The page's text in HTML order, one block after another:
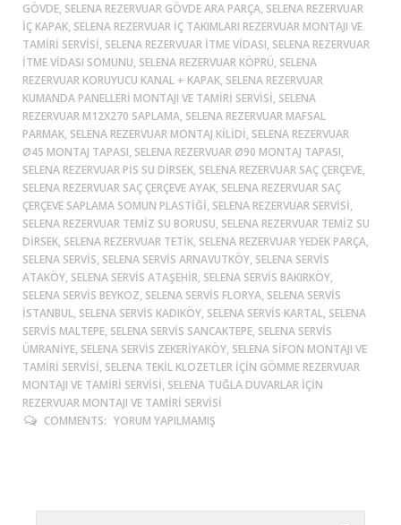
GÖVDE, SELENA REZERVUAR GÖVDE ARA PARÇA, SELENA REZERVUAR
IÇ KAPAK, SELENA REZERVUAR IÇ TAKIMLARI REZERVUAR MONTAJI VE
TAMIRI SERVISI, SELENA REZERVUAR ITME VIDASI, SELENA REZERVUAR
ITME VIDASI SOMUNU, SELENA REZERVUAR KÖPRÜ, SELENA
REZERVUAR KORUYUCU KANAL + KAPAK, SELENA REZERVUAR
KUMANDA PANELLERI MONTAJI VE TAMIRI SERVISI, SELENA
REZERVUAR M12X270 SAPLAMA, SELENA REZERVUAR MAFSAL
PARMAK, SELENA REZERVUAR MONTAJ KILIDI, SELENA REZERVUAR
Ø45 MONTAJ TAPASI, SELENA REZERVUAR Ø90 MONTAJ TAPASI,
SELENA REZERVUAR PIS SU DIRSEK, SELENA REZERVUAR SAÇ ÇERÇEVE,
SELENA REZERVUAR SAÇ ÇERÇEVE AYAK, SELENA REZERVUAR SAÇ
ÇERÇEVE SAPLAMA SOMUN PLASTIĞI, SELENA REZERVUAR SERVISI,
SELENA REZERVUAR TEMIZ SU BORUSU, SELENA REZERVUAR TEMIZ SU
DIRSEK, SELENA REZERVUAR TETIK, SELENA REZERVUAR YEDEK PARÇA,
SELENA SERVIS, SELENA SERVIS ARNAVUTKÖY, SELENA SERVIS
ATAKÖY, SELENA SERVIS ATAŞEHIR, SELENA SERVIS BAKIRKÖY,
SELENA SERVIS BEYKOZ, SELENA SERVIS FLORYA, SELENA SERVIS
ISTANBUL, SELENA SERVIS KADIKÖY, SELENA SERVIS KARTAL, SELENA
SERVIS MALTEPE, SELENA SERVIS SANCAKTEPE, SELENA SERVIS
ÜMRANIYE, SELENA SERVIS ZEKERIYAKÖY, SELENA SIFON MONTAJI VE
TAMIRI SERVISI, SELENA TEKIL KLOZETLER IÇIN GÖMME REZERVUAR
MONTAJI VE TAMIRI SERVISI, SELENA TUĞLA DUVARLAR IÇIN
REZERVUAR MONTAJI VE TAMIRI SERVISI
COMMENTS: YORUM YAPILMAMIŞ